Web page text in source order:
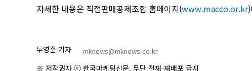
자세한 내용은 직접판매공제조합 홈페이지(www.macco.or.kr)
두영준 기자 mknews@mknews.co.kr
※ 저작권자 ⓒ 한국마케팅신문. 무단 전재-재배포 금지